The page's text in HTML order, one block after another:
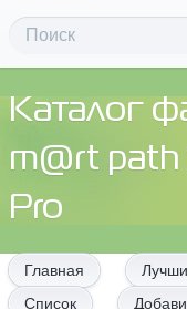
Каталог
m@rt path
Pro
Главная
Список